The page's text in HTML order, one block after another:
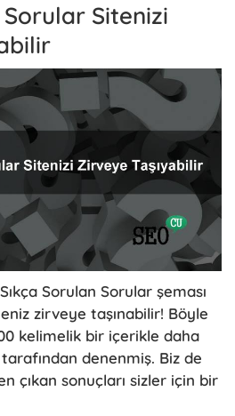
Sorular Sitenizi
Sorulan Sorular şeması
zirveye taşınabilir! Böyle
kelimelik bir içerikle daha
denenmiş. Biz de
çıkan sonuçları sizler için bir